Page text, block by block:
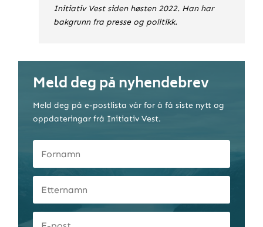
Initiativ Vest siden høsten 2022. Han har
bakgrunn fra presse og politikk.
Meld deg på nyhendebrev
Meld deg på e-postlista vår for å få siste nytt og
oppdateringar frå Initiativ Vest.